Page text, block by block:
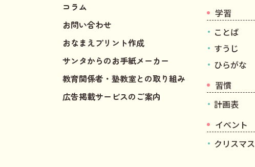
コラム
お問い合わせ
おなまえプリント作成
サンタからのお手紙メーカー
教育関係者・塾教室との取り組み
広告掲載サービスのご案内
学習
ことば
すうじ
ひらがな
習慣
計画表
イベント
クリスマス